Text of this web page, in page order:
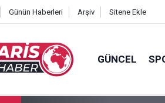
Günün Haberleri Arşiv Sitene Ekle
GÜNCEL